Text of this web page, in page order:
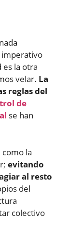
imperativo
es la otra
velar. La
reglas del
de
se han
como la
evitando
al resto
del
colectivo